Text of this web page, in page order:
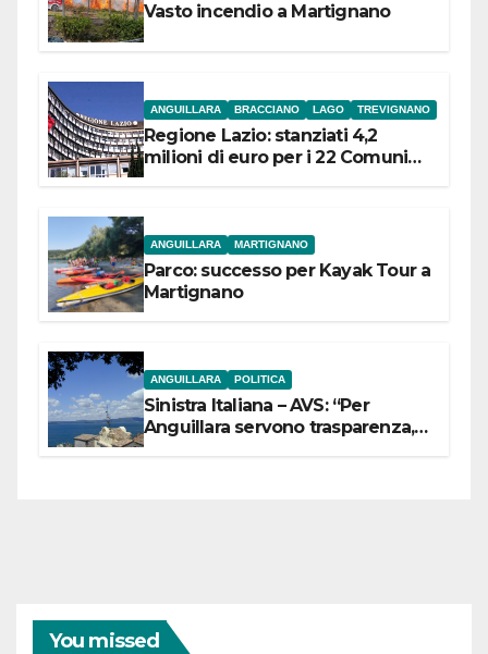
Vasto incendio a Martignano
ANGUILLARA BRACCIANO LAGO TREVIGNANO
Regione Lazio: stanziati 4,2
milioni di euro per i 22 Comuni
ANGUILLARA MARTIGNANO
Parco: successo per Kayak Tour a
Martignano
ANGUILLARA POLITICA
Sinistra Italiana – AVS: “Per
Anguillara servono trasparenza,
You missed